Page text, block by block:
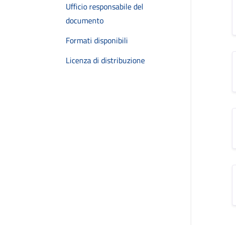
Ufficio responsabile del
documento
Formati disponibili
Licenza di distribuzione